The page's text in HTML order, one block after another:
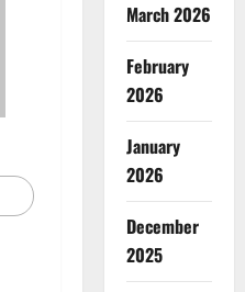
March 2026
February
2026
January
2026
December
2025